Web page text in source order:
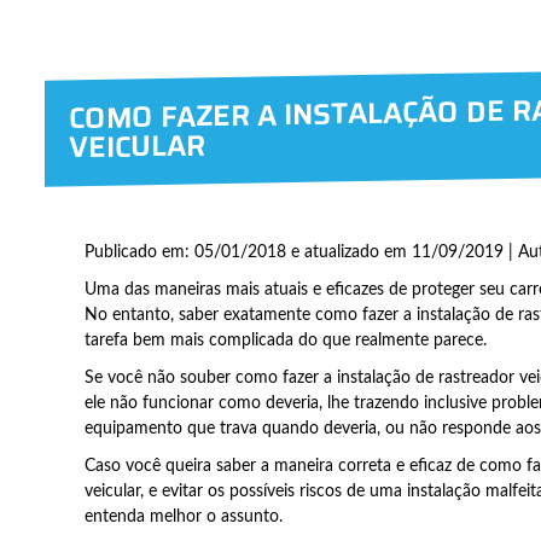
COMO FAZER A INSTALAÇÃO DE
VEICULAR
Publicado em: 05/01/2018 e atualizado em 11/09/2019 |
Uma das maneiras mais atuais e eficazes de proteger seu
No entanto, saber exatamente como fazer a instalação de
tarefa bem mais complicada do que realmente parece.
Se você não souber como fazer a instalação de rastreador
ele não funcionar como deveria, lhe trazendo inclusive
equipamento que trava quando deveria, ou não responde
Caso você queira saber a maneira correta e eficaz de como
veicular, e evitar os possíveis riscos de uma instalação
entenda melhor o assunto.